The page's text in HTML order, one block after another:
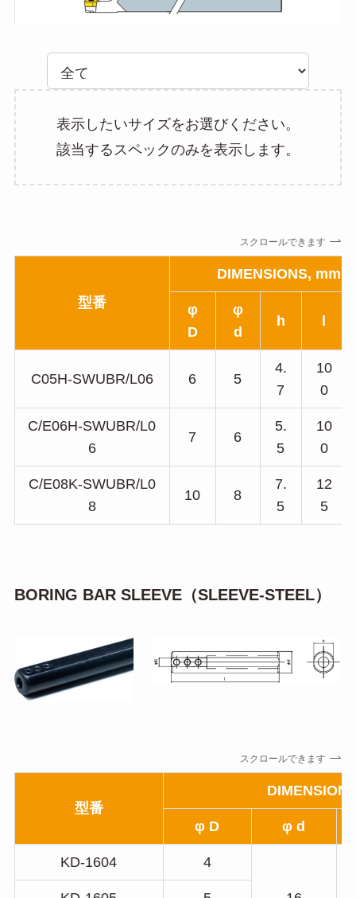
表示したいサイズをお選びください。
該当するスペックのみを表示します。
スクロールできます
型番
DIMENSIONS, mm
φ
D
φ
d
h
C05H-SWUBR/L06 6 5
4.
7
10
0
C/E06H-SWUBR/L0
6
7 6
5.
5
10
0
C/E08K-SWUBR/L0
8
10 8
7.
5
12
5
BORING BAR SLEEVE（SLEEVE-STEEL）
スクロールできます
型番
φ D φ d
KD-1604 4